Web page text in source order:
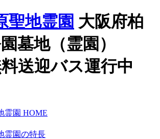
大阪府柏
墓地（霊園）
送迎バス運行中
霊園 HOME
霊園の特長